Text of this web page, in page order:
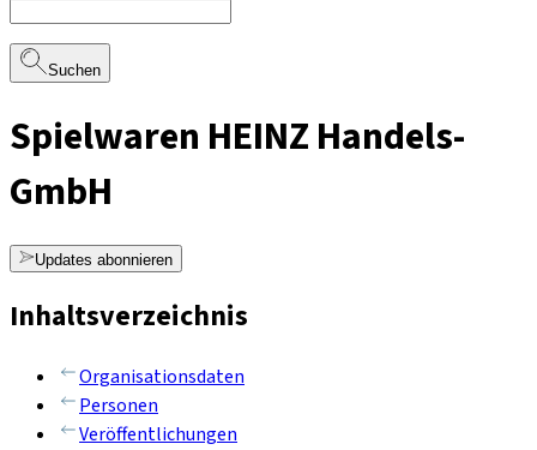
Suchen
Spielwaren HEINZ Handels-
GmbH
Updates abonnieren
Inhaltsverzeichnis
Organisationsdaten
Personen
Veröffentlichungen